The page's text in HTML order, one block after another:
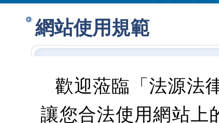
網站使用規範
歡迎蒞臨「法源法
讓您合法使用網站上